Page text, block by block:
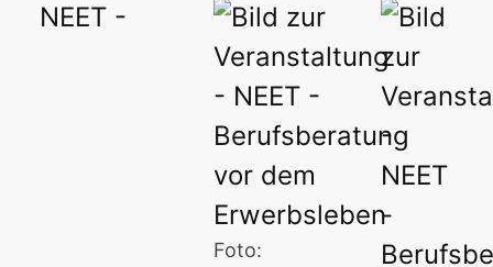
Foto:
NEET -